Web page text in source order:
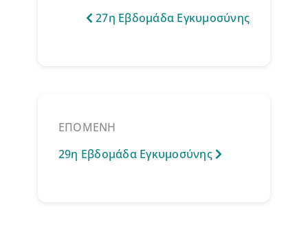
27η Εβδομάδα Εγκυμοσύνης
ΕΠΟΜΕΝΗ
29η Εβδομάδα Εγκυμοσύνης